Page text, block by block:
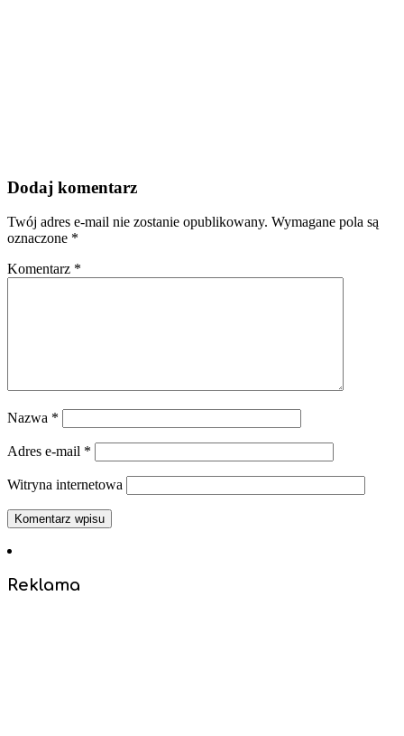
Dodaj komentarz
Twój adres e-mail nie zostanie opublikowany. Wymagane pola są
oznaczone *
Komentarz *
Nazwa *
Adres e-mail *
Witryna internetowa
Reklama